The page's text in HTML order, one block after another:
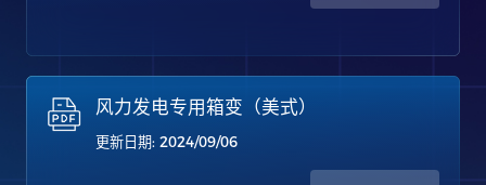
风力发电专用箱变（美式）
更新日期: 2024/09/06